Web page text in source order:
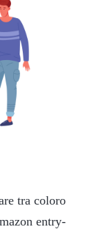
tra coloro
entry-